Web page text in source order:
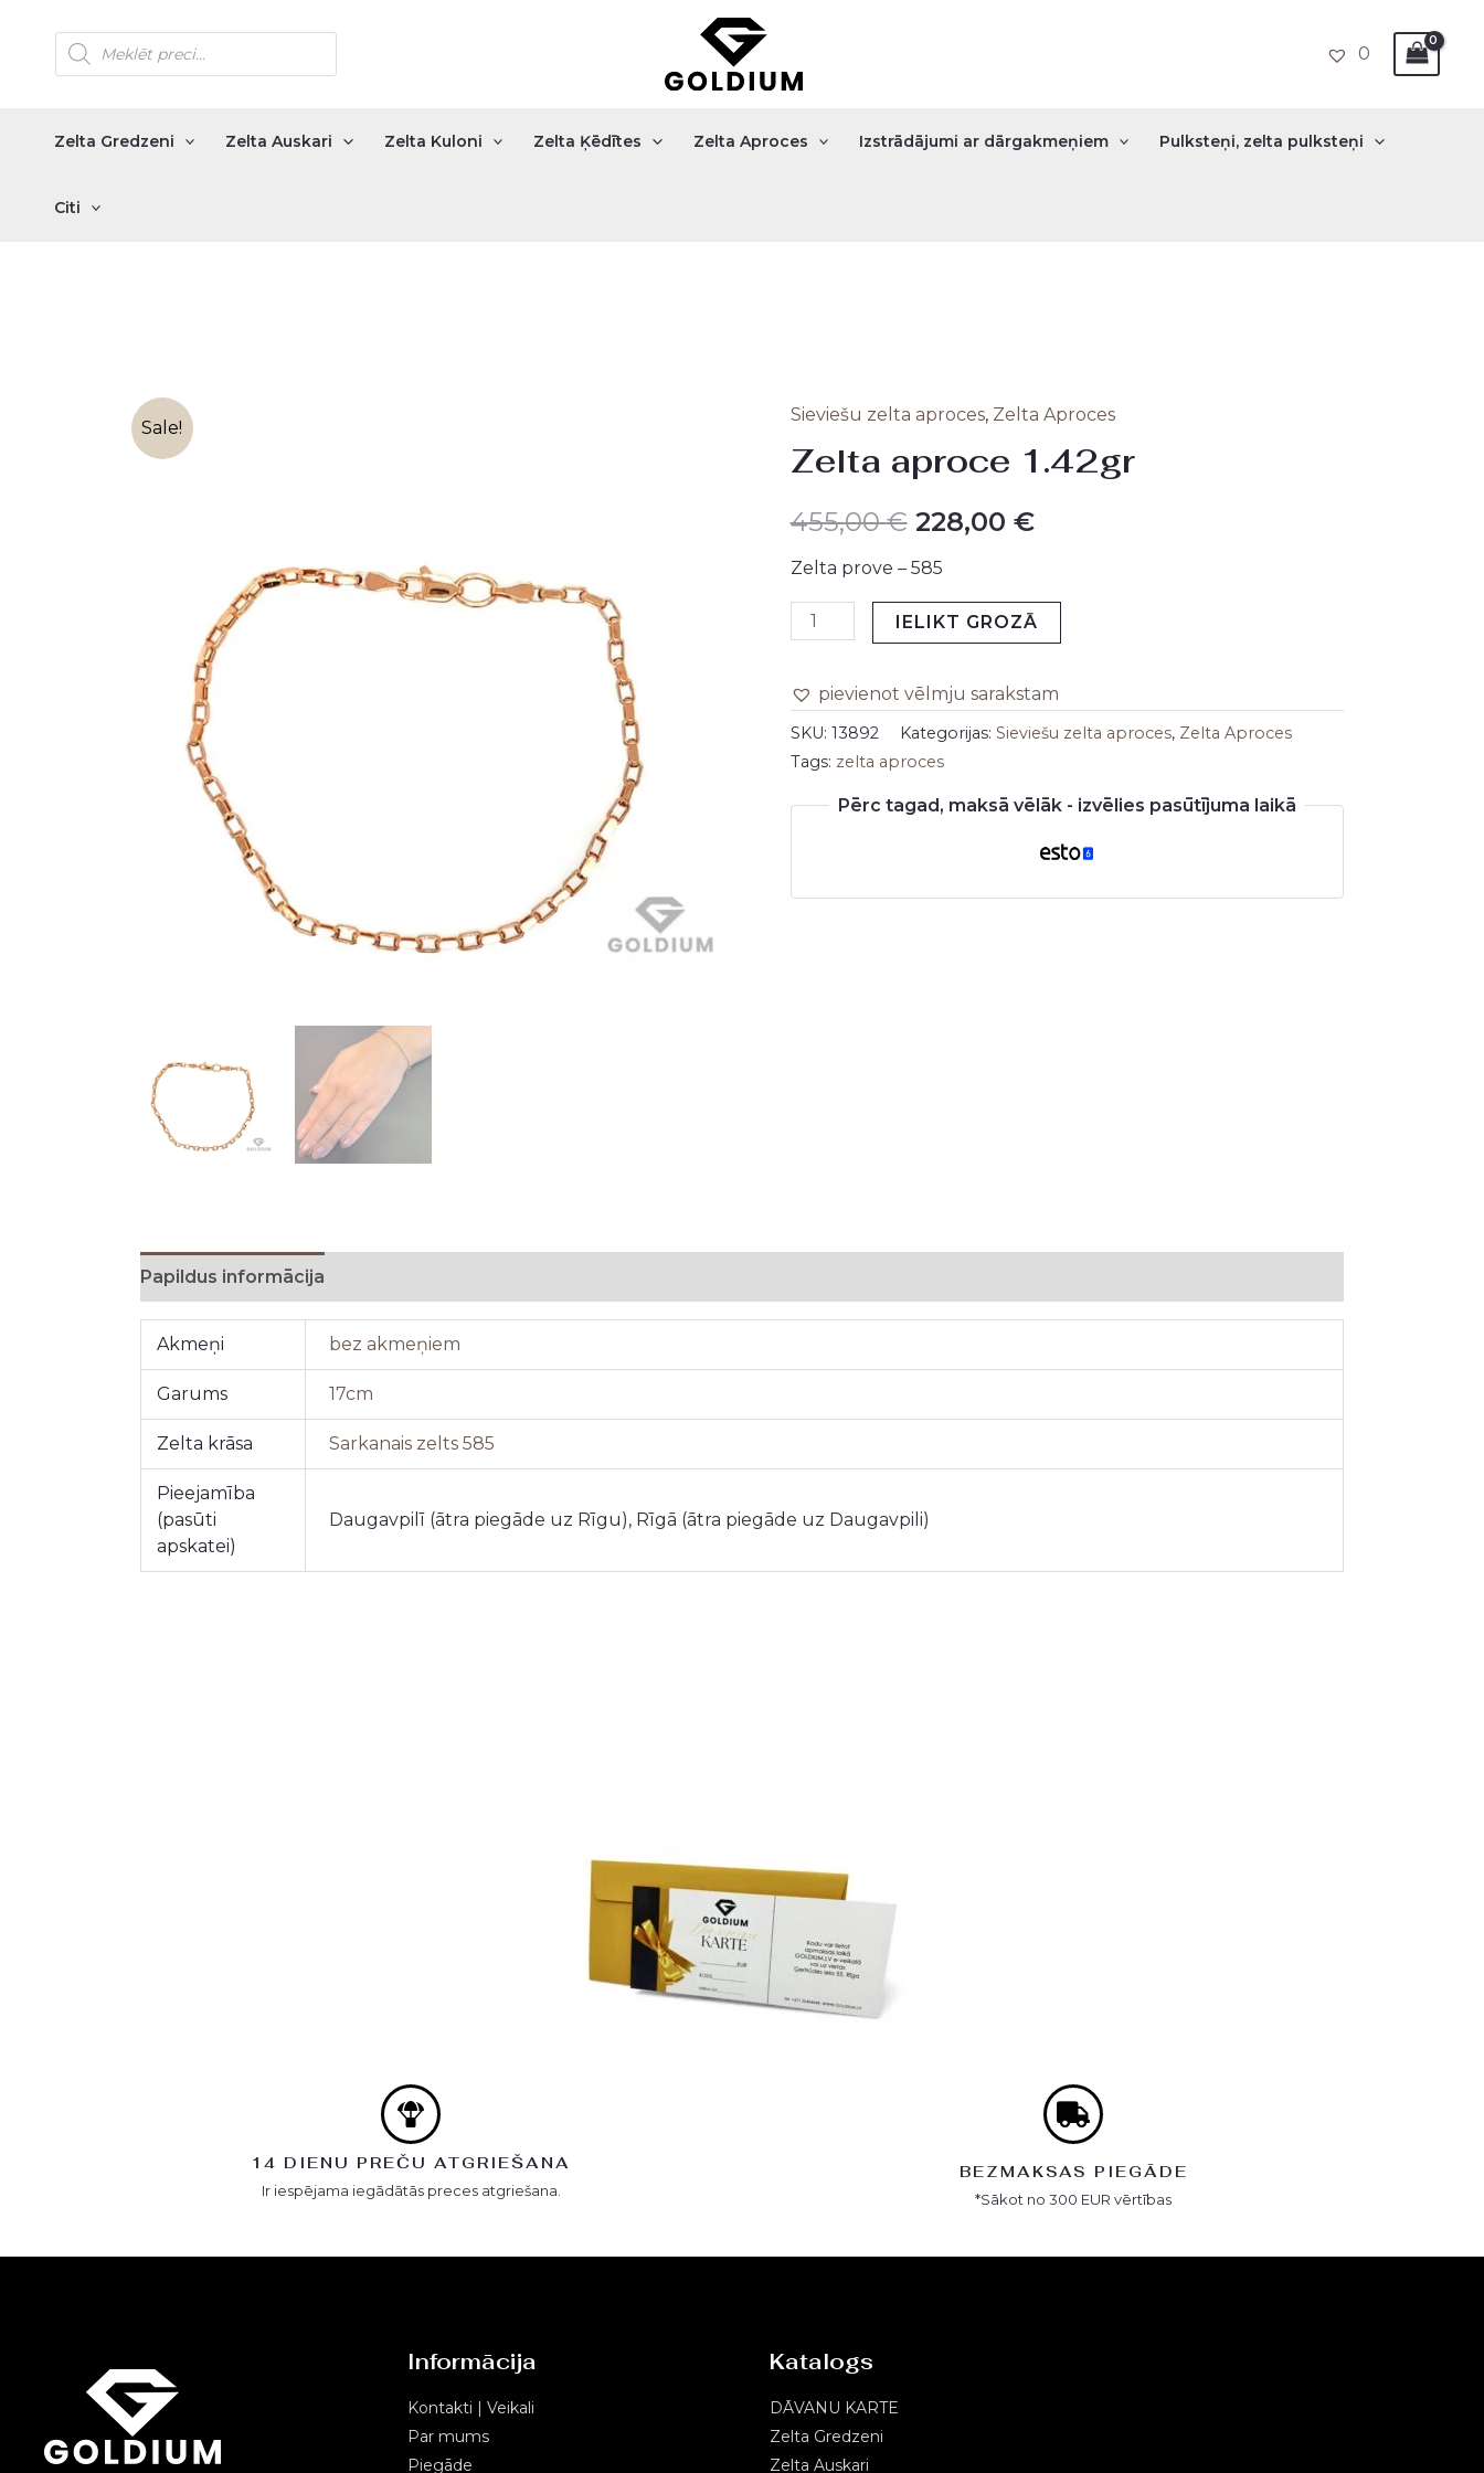
content
Products
search
0
Zelta Gredzeni Zelta Auskari Zelta Kuloni Zelta Ķēdītes Zelta Aproces Izstrādājumi ar dārgakmeņiem Pulksteņi, zelta pulksteņi
Citi
Sale!
Sieviešu zelta aproces, Zelta Aproces
Zelta aproce 1.42gr
455,00€
Original
price
was:
455,00 €.
228,00 €
Current
price
is:
Zelta prove – 585
Zelta
aproce
daudzums
IELIKT GROZĀ
pievienot vēlmju sarakstam
SKU: 13892 Kategorijas: Sieviešu zelta aproces, Zelta Aproces
Tags: zelta aproces
Pērc tagad, maksā vēlāk - izvēlies pasūtījuma laikā
Papildus informācija
Akmeņi bez akmeņiem
Garums 17cm
Zelta krāsa Sarkanais zelts 585
Pieejamība
(pasūti
apskatei)
Daugavpilī (ātra piegāde uz Rīgu), Rīgā (ātra piegāde uz Daugavpili)
14 DIENU PREČU ATGRIEŠANA
Ir iespējama iegādātās preces atgriešana.
BEZMAKSAS PIEGĀDE
*Sākot no 300 EUR vērtības
Informācija
Kontakti | Veikali
Par mums
Piegāde
Katalogs
DĀVANU KARTE
Zelta Gredzeni
Zelta Auskari